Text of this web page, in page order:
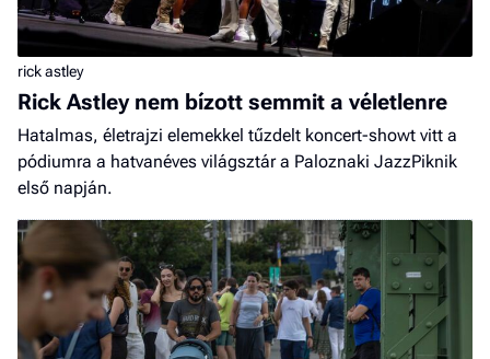
rick astley
Rick Astley nem bízott semmit a véletlenre
Hatalmas, életrajzi elemekkel tűzdelt koncert-showt vitt a
pódiumra a hatvanéves világsztár a Paloznaki JazzPiknik
első napján.